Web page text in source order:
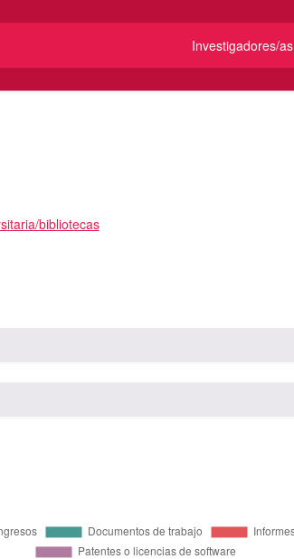
Investigadores/as
bibliotecas